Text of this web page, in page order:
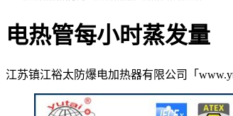
电热管每小时蒸发量
江苏镇江裕太防爆电加热器有限公司「